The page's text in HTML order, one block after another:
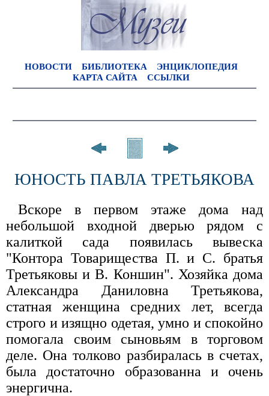
НОВОСТИ БИБЛИОТЕКА
ЭНЦИКЛОПЕДИЯ
КАРТА САЙТА
ССЫЛКИ
ЮНОСТЬ ПАВЛА ТРЕТЬЯКОВА
Вскоре в первом этаже дома над
небольшой входной дверью рядом с
калиткой сада появилась вывеска
"Контора Товарищества П. и С. братья
Третьяковы и В. Коншин". Хозяйка дома
Александра Даниловна Третьякова,
статная женщина средних лет, всегда
строго и изящно одетая, умно и спокойно
помогала своим сыновьям в торговом
деле. Она толково разбиралась в счетах,
была достаточно образованна и очень
энергична.